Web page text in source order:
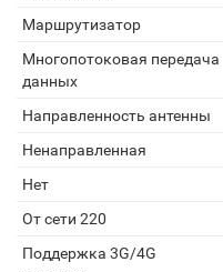
Маршрутизатор
Многопотоковая передача
данных
Направленность антенны
Ненаправленная
Нет
От сети 220
Поддержка 3G/4G